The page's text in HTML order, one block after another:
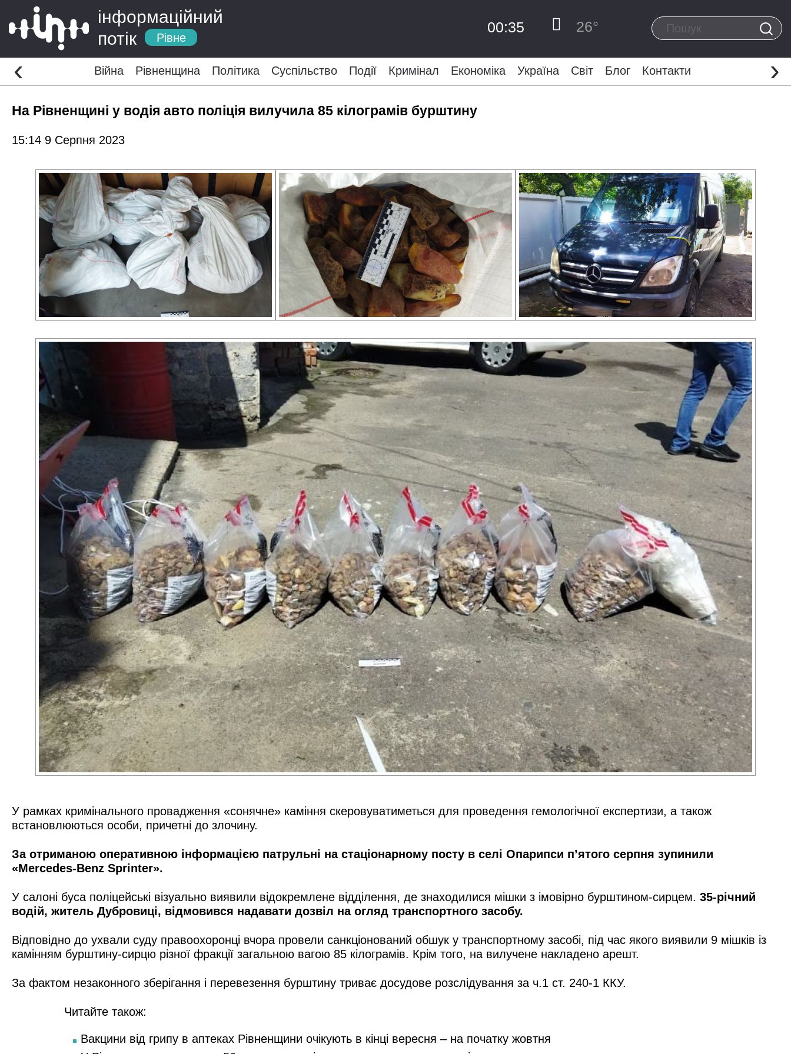
інформаційний
потік
Рівне
00:35 26°
Війна Рівненщина Політика Суспільство Події Кримінал Економіка Україна Світ Блог Контакти
‹ ›
На Рівненщині у водія авто поліція вилучила 85 кілограмів бурштину
15:14 9 Серпня 2023
У рамках кримінального провадження «сонячне» каміння скеровуватиметься для проведення гемологічної експертизи, а також
встановлюються особи, причетні до злочину.
За отриманою оперативною інформацією патрульні на стаціонарному посту в селі Опарипси п’ятого серпня зупинили
«Mercedes-Benz Sprinter».
У салоні буса поліцейські візуально виявили відокремлене відділення, де знаходилися мішки з імовірно бурштином-сирцем. 35-річний
водій, житель Дубровиці, відмовився надавати дозвіл на огляд транспортного засобу.
Відповідно до ухвали суду правоохоронці вчора провели санкціонований обшук у транспортному засобі, під час якого виявили 9 мішків із
камінням бурштину-сирцю різної фракції загальною вагою 85 кілограмів. Крім того, на вилучене накладено арешт.
За фактом незаконного зберігання і перевезення бурштину триває досудове розслідування за ч.1 ст. 240-1 ККУ.
Читайте також:
Вакцини від грипу в аптеках Рівненщини очікують в кінці вересня – на початку жовтня